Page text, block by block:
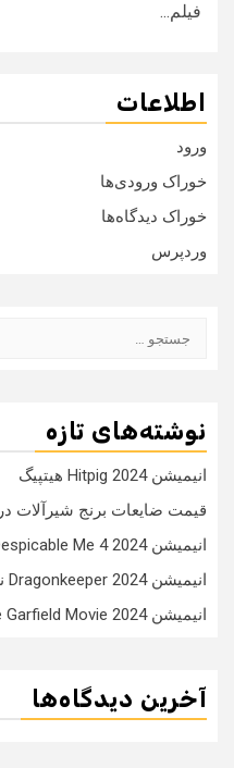
فیلم...
اطلاعات
ورود
خوراک ورودی‌ها
خوراک دیدگاه‌ها
وردپرس
نوشته‌های تازه
انیمیشن Hitpig 2024 هیتپیگ
قیمت ضایعات برنج شیرآلات در 1403
انیمیشن Despicable Me 4 2024 من نفرت انگیز 4
انیمیشن Dragonkeeper 2024 نگهبان اژدها
انیمیشن The Garfield Movie 2024 گارفیلد
آخرین دیدگاه‌ها